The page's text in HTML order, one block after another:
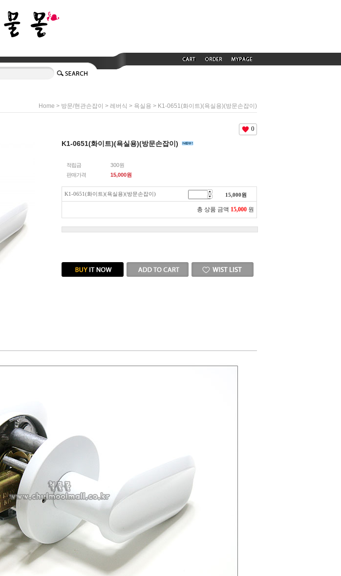
Home > 방문/현관손잡이 > 레버식 > 욕실용 > K1-0651(화이트)(욕실용)(방문손잡이)
0
K1-0651(화이트)(욕실용)(방문손잡이)
적립금
300원
판매가격
15,000원
K1-0651(화이트)(욕실용)(방문손잡이) 15,000원
총 상품 금액 15,000 원